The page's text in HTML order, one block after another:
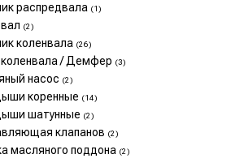
распредвала (1)
(2)
коленвала (26)
/ Демфер (3)
насос (2)
коренные (14)
шатунные (2)
клапанов (2)
масляного поддона (2)